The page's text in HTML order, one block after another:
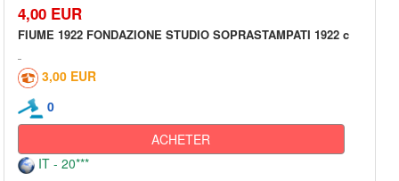
4,00 EUR
FIUME 1922 FONDAZIONE STUDIO SOPRASTAMPATI 1922 c
3,00 EUR
0
ACHETER
IT - 20***